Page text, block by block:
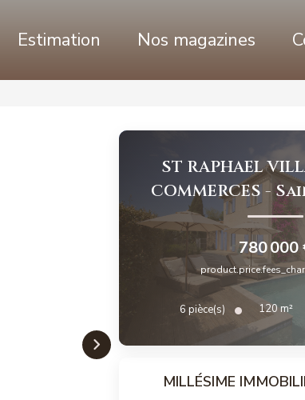
Estimation Nos magazines
ST RAPHAEL
COMMERCES-
780 000
6pièce(s) 120m²
MILLÉSIME